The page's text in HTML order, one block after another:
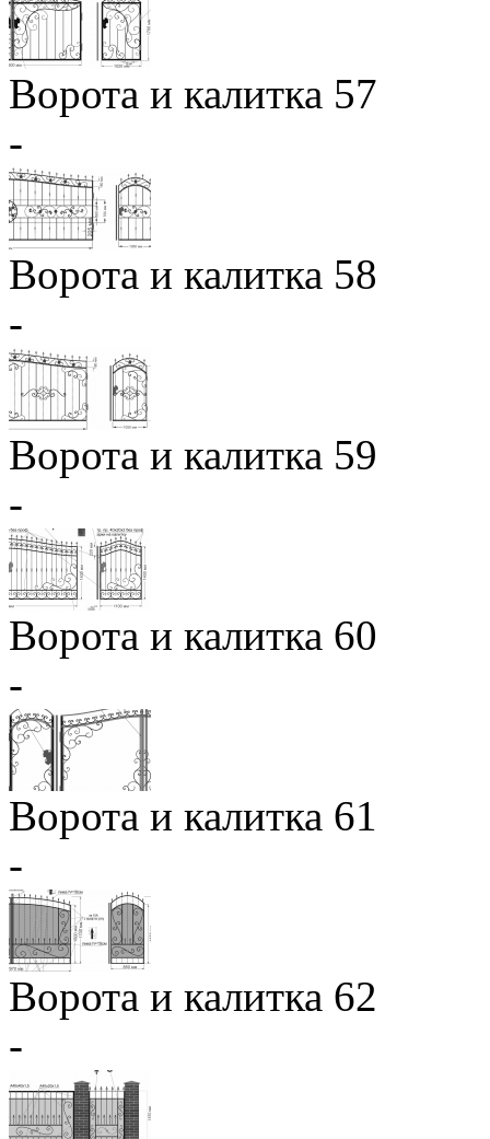
Ворота и калитка 57
-
Ворота и калитка 58
-
Ворота и калитка 59
-
Ворота и калитка 60
-
Ворота и калитка 61
-
Ворота и калитка 62
-